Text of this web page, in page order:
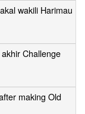
wakili Harimau
Challenge
making Old